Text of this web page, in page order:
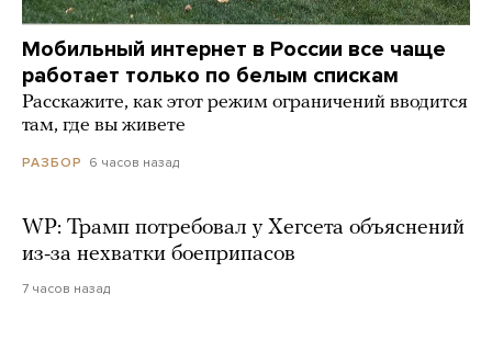
Мобильный интернет в России все чаще
работает только по белым спискам
Расскажите, как этот режим ограничений вводится
там, где вы живете
РАЗБОР 6 часов назад
WP: Трамп потребовал у Хегсета объяснений
из-за нехватки боеприпасов
7 часов назад